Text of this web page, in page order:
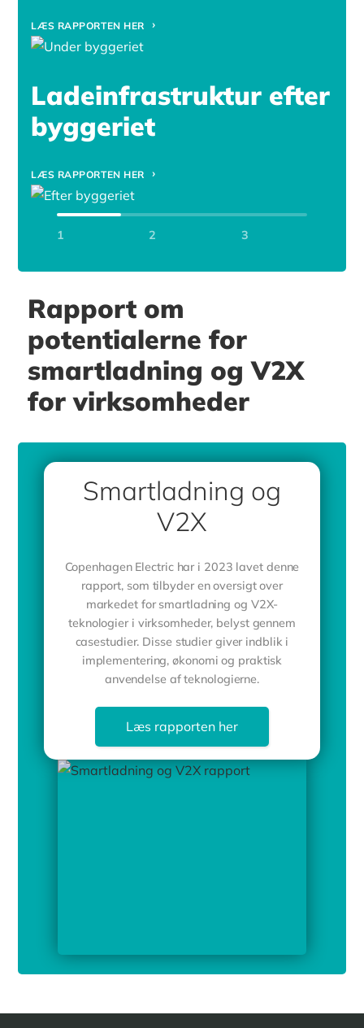
LÆS RAPPORTEN HER
Ladeinfrastruktur efter
byggeriet
LÆS RAPPORTEN HER
1 2 3
Rapport om
potentialerne for
smartladning og V2X
for virksomheder
Smartladning og
V2X
Copenhagen Electric har i 2023 lavet denne
rapport, som tilbyder en oversigt over
markedet for smartladning og V2X-
teknologier i virksomheder, belyst gennem
casestudier. Disse studier giver indblik i
implementering, økonomi og praktisk
anvendelse af teknologierne.
Læs rapporten her